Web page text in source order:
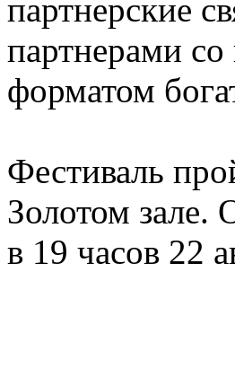
партнерские
партнерами со
форматом
Фестиваль
Золотом зале.
в 19 часов 22